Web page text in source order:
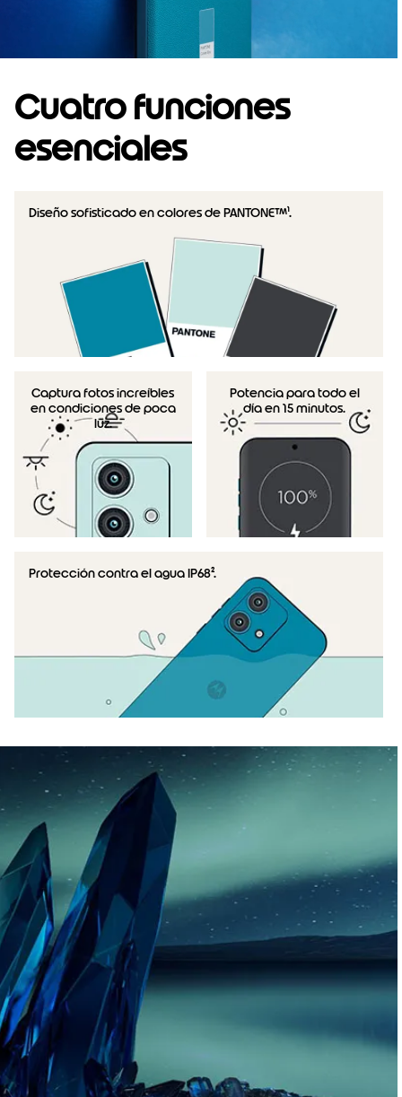
Cuatro funciones
esenciales
Diseño sofisticado en colores de PANTONE™¹.
Captura fotos increíbles
en condiciones de poca
luz.
Potencia para todo el
día en 15 minutos.
Protección contra el agua IP68².